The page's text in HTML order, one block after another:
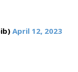
April 12, 2023